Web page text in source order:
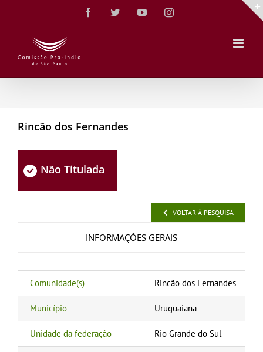
conteúdo
FacebookTwitterYouTubeInstagram
Rincão dos Fernandes
Não Titulada
VOLTAR À PESQUISA
INFORMAÇÕES GERAIS
Comunidade(s) Rincão dos Fernandes
Município Uruguaiana
Unidade da federação Rio Grande do Sul